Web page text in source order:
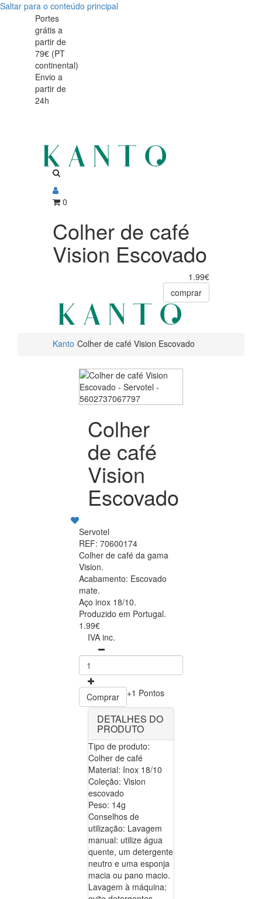
Saltar para o conteúdo principal
Colher
café
Vision
Escovado
Colher
Vision
Escovado
Portes
grátis a
partir de
79€ (PT
continental)
Envio a
partir de
24h
0
Colher de café
Vision Escovado
1.99€
comprar
Kanto Colher de café Vision Escovado
Colher
de café
Vision
Escovado
Servotel
REF: 70600174
Colher de café da gama
Vision.
Acabamento: Escovado
mate.
Aço inox 18/10.
Produzido em Portugal.
1.99€
IVA inc.
Comprar +1 Pontos
DETALHES DO
PRODUTO
Tipo de produto:
Colher de café
Material: Inox 18/10
Coleção: Vision
escovado
Peso: 14g
Conselhos de
utilização: Lavagem
manual: utilize água
quente, um detergente
neutro e uma esponja
macia ou pano macio.
Lavagem à máquina: